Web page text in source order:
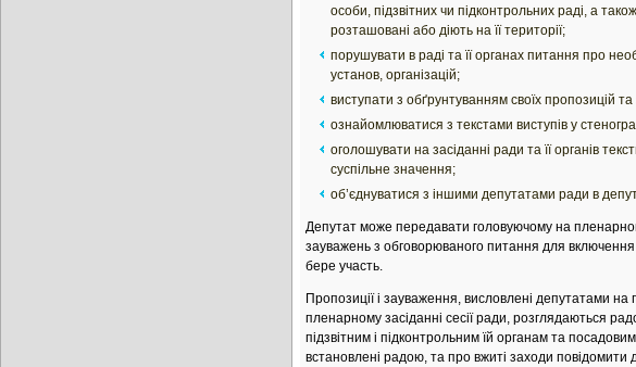
особи, підзвітних чи підконтрольних раді, а
розташовані або діють на її території;
порушувати в раді та її органах питання про
установ, організацій;
виступати з обґрунтуванням своїх пропозицій
ознайомлюватися з текстами виступів у
оголошувати на засіданні ради та її органів
суспільне значення;
об’єднуватися з іншими депутатами ради в
Депутат може передавати головуючому на
зауважень з обговорюваного питання для включення
бере участь.
Пропозиції і зауваження, висловлені депутатами
пленарному засіданні сесії ради, розглядаються
підзвітним і підконтрольним їй органам та
встановлені радою, та про вжиті заходи повідомити